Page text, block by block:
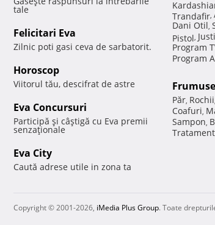
tale
Felicitari Eva
Zilnic poti gasi ceva de sarbatorit.
Horoscop
Viitorul tău, descifrat de astre
Eva Concursuri
Participă şi câştigă cu Eva premii
senzaţionale
Eva City
Caută adrese utile in zona ta
Trandafir,
Dani Otil,
Pistol,
Program
Program
Păr, Rochii,
Coafuri,
Sampon,
Copyright © 2001-2026, iMedia Plus Group. Toate